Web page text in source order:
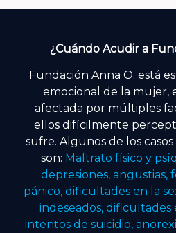
¿Cuándo Acudir a
Fundación Anna O. está
emocional de la mujer,
afectada por múltiples
ellos difícilmente
sufre. Algunos de los
son: Maltrato físico y
depresiones, angustias,
pánico, dificultades en la
indeseados, dificultades
intentos de suicidio,